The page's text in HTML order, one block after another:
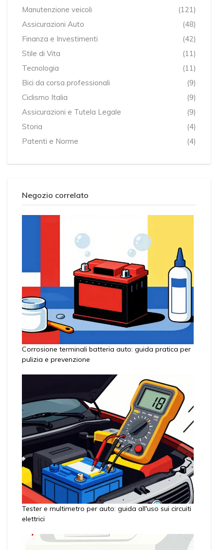
Manutenzione veicoli
(121)
Assicurazioni Auto
(48)
Finanza e Investimenti
(42)
Stile di Vita
(11)
Tecnologia
(11)
Bici da corsa professionali
(9)
Ciclismo Italia
(9)
Assicurazioni e Tutela Legale
(9)
Storia
(4)
Patenti e Norme
(4)
Negozio correlato
Corrosione terminali batteria auto: guida pratica per
pulizia e prevenzione
Tester e multimetro per auto: guida all'uso sui circuiti
elettrici